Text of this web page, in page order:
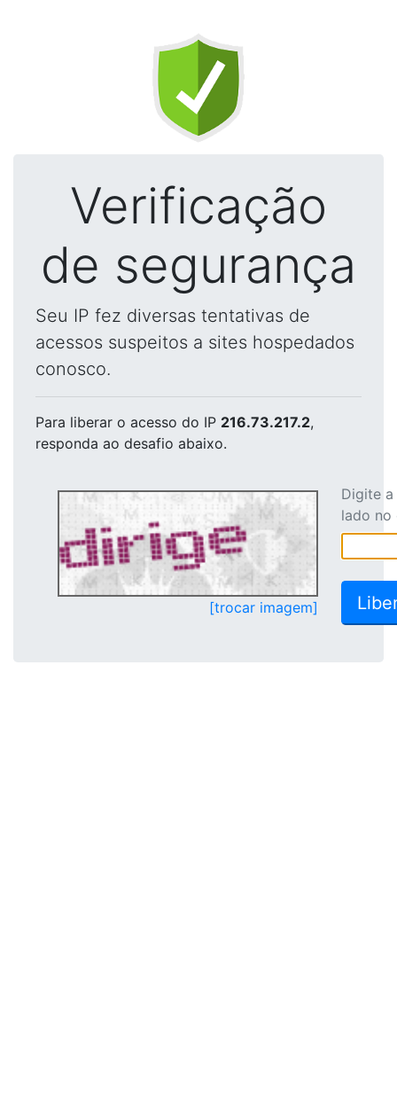
Verificação
de segurança
Seu IP fez diversas tentativas de
acessos suspeitos a sites hospedados
conosco.
Para liberar o acesso do IP 216.73.217.2,
responda ao desafio abaixo.
[trocar imagem]
Digite
lado no